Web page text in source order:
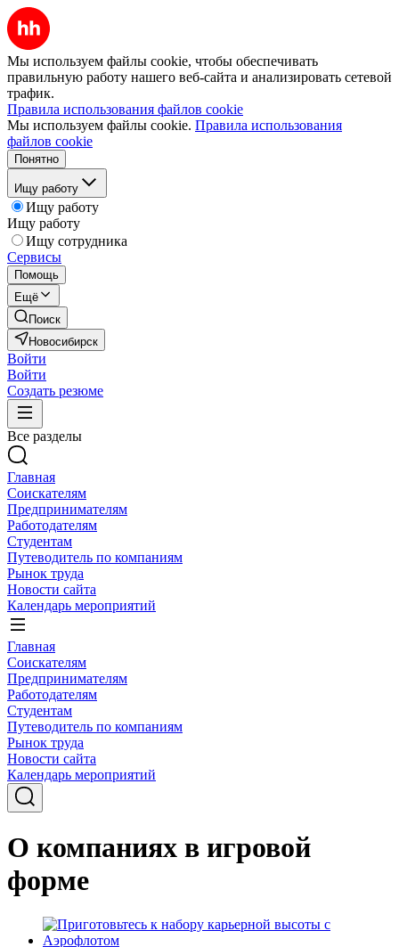
Мы используем файлы cookie, чтобы обеспечивать
правильную работу нашего веб-сайта и анализировать сетевой
трафик.
Правила использования файлов cookie
Мы используем файлы cookie. Правила использования
файлов cookie
Понятно
Ищу работу
Ищу работу
Ищу работу
Ищу сотрудника
Сервисы
Помощь
Ещё
Поиск
Новосибирск
Войти
Войти
Создать резюме
Все разделы
Главная
Соискателям
Предпринимателям
Работодателям
Студентам
Путеводитель по компаниям
Рынок труда
Новости сайта
Календарь мероприятий
Главная
Соискателям
Предпринимателям
Работодателям
Студентам
Путеводитель по компаниям
Рынок труда
Новости сайта
Календарь мероприятий
О компаниях в игровой
форме